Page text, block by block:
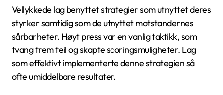
Vellykkede lag benyttet strategier som utnyttet deres
styrker samtidig som de utnyttet motstandernes
sårbarheter. Høyt press var en vanlig taktikk, som
tvang frem feil og skapte scoringsmuligheter. Lag
som effektivt implementerte denne strategien så
ofte umiddelbare resultater.